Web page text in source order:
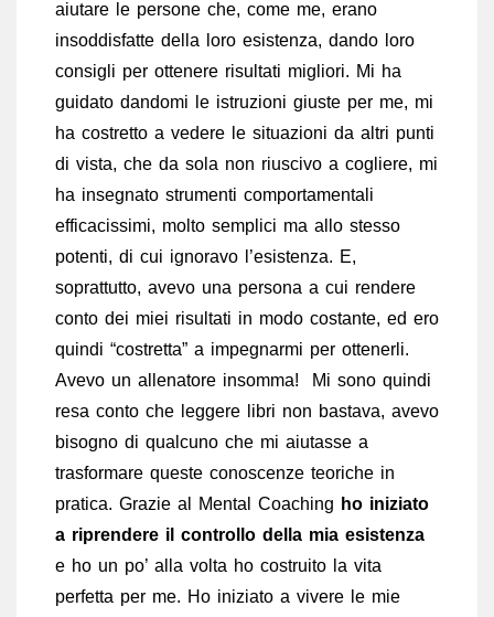
aiutare le persone che, come me, erano
insoddisfatte della loro esistenza, dando loro
consigli per ottenere risultati migliori. Mi ha
guidato dandomi le istruzioni giuste per me, mi
ha costretto a vedere le situazioni da altri punti
di vista, che da sola non riuscivo a cogliere, mi
ha insegnato strumenti comportamentali
efficacissimi, molto semplici ma allo stesso
potenti, di cui ignoravo l’esistenza. E,
soprattutto, avevo una persona a cui rendere
conto dei miei risultati in modo costante, ed ero
quindi “costretta” a impegnarmi per ottenerli.
Avevo un allenatore insomma! Mi sono quindi
resa conto che leggere libri non bastava, avevo
bisogno di qualcuno che mi aiutasse a
trasformare queste conoscenze teoriche in
pratica. Grazie al Mental Coaching ho iniziato
a riprendere il controllo della mia esistenza
e ho un po’ alla volta ho costruito la vita
perfetta per me. Ho iniziato a vivere le mie